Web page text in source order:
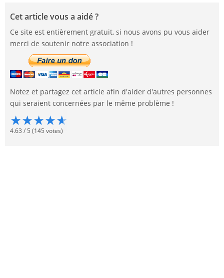
Cet article vous a aidé ?
Ce site est entièrement gratuit, si nous avons pu vous aider
merci de soutenir notre association !
Notez et partagez cet article afin d'aider d'autres personnes
qui seraient concernées par le même problème !
★★★★★
4.63 / 5 (145 votes)